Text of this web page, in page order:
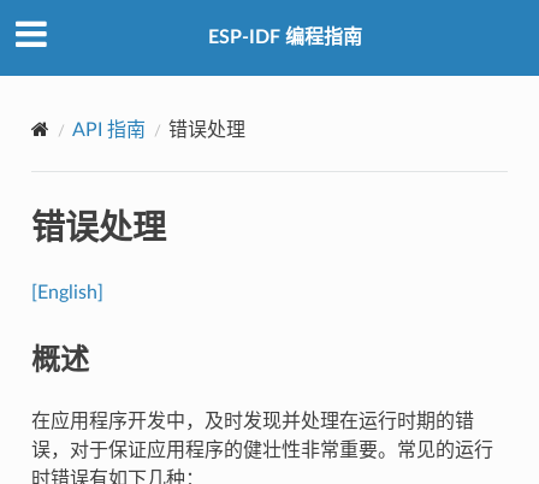
ESP-IDF 编程指南
API 指南 错误处理
错误处理
[English]
概述
在应用程序开发中，及时发现并处理在运行时期的错
误，对于保证应用程序的健壮性非常重要。常见的运行
时错误有如下几种：